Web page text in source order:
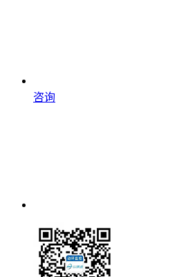
咨询